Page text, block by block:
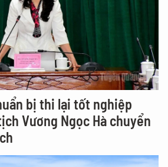
bị thi lại tốt nghiệp
Vương Ngọc Hà chuyển